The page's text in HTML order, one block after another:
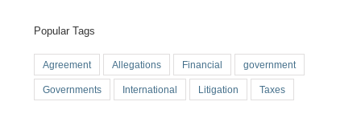
Popular Tags
Agreement Allegations Financial government
Governments International Litigation Taxes